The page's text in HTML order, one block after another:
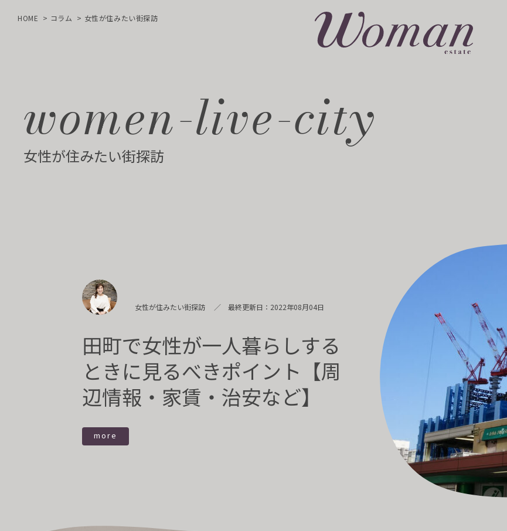
HOME コラム 女性が住みたい街探訪
women-live-city
女性が住みたい街探訪
女性が住みたい街探訪 最終更新日：2022年08月04日
田町で女性が一人暮らしする
ときに見るべきポイント【周
辺情報・家賃・治安など】
more